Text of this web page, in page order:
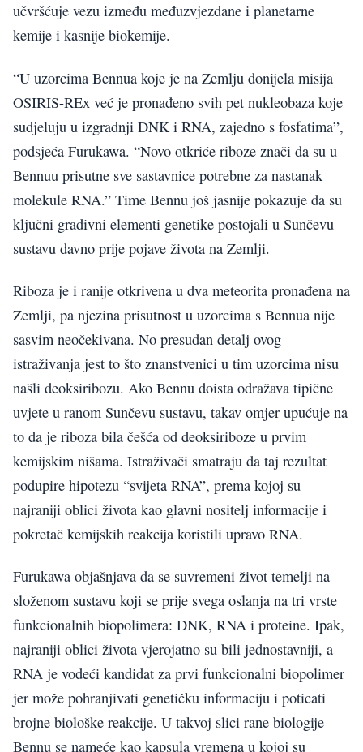
učvršćuje vezu između međuzvjezdane i planetarne
kemije i kasnije biokemije.
“U uzorcima Bennua koje je na Zemlju donijela misija
OSIRIS-REx već je pronađeno svih pet nukleobaza koje
sudjeluju u izgradnji DNK i RNA, zajedno s fosfatima”,
podsjeća Furukawa. “Novo otkriće riboze znači da su u
Bennuu prisutne sve sastavnice potrebne za nastanak
molekule RNA.” Time Bennu još jasnije pokazuje da su
ključni gradivni elementi genetike postojali u Sunčevu
sustavu davno prije pojave života na Zemlji.
Riboza je i ranije otkrivena u dva meteorita pronađena na
Zemlji, pa njezina prisutnost u uzorcima s Bennua nije
sasvim neočekivana. No presudan detalj ovog
istraživanja jest to što znanstvenici u tim uzorcima nisu
našli deoksiribozu. Ako Bennu doista odražava tipične
uvjete u ranom Sunčevu sustavu, takav omjer upućuje na
to da je riboza bila češća od deoksiriboze u prvim
kemijskim nišama. Istraživači smatraju da taj rezultat
podupire hipotezu “svijeta RNA”, prema kojoj su
najraniji oblici života kao glavni nositelj informacije i
pokretač kemijskih reakcija koristili upravo RNA.
Furukawa objašnjava da se suvremeni život temelji na
složenom sustavu koji se prije svega oslanja na tri vrste
funkcionalnih biopolimera: DNK, RNA i proteine. Ipak,
najraniji oblici života vjerojatno su bili jednostavniji, a
RNA je vodeći kandidat za prvi funkcionalni biopolimer
jer može pohranjivati genetičku informaciju i poticati
brojne biološke reakcije. U takvoj slici rane biologije
Bennu se nameće kao kapsula vremena u kojoj su